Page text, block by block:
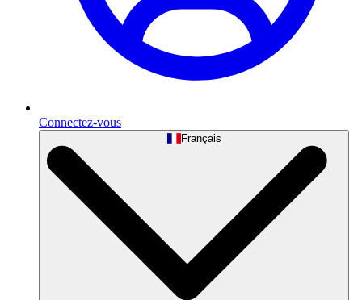
Connectez-vous
Français